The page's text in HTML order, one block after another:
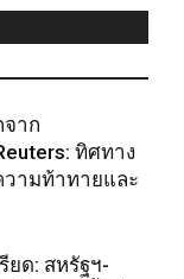
จาก
ทิศทาง
วามท้าทายและ
ยด: สหรัฐฯ-